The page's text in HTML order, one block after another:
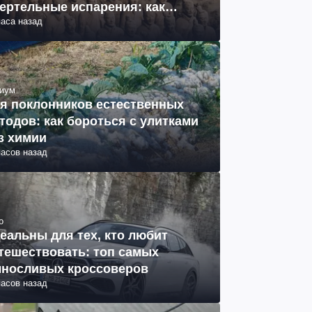
испарения: как
(фото)
назад
поклонников естественных
как бороться с улитками
химии
назад
для тех, кто любит
топ самых
кроссоверов
назад